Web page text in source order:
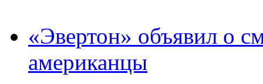
«Эвертон» объявил о
американцы